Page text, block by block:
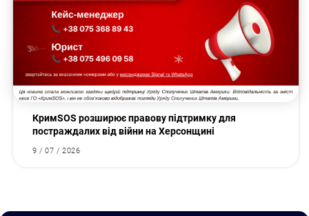
КримSOS розширює правову підтримку для
постраждалих від війни на Херсонщині
9 / 07 / 2026